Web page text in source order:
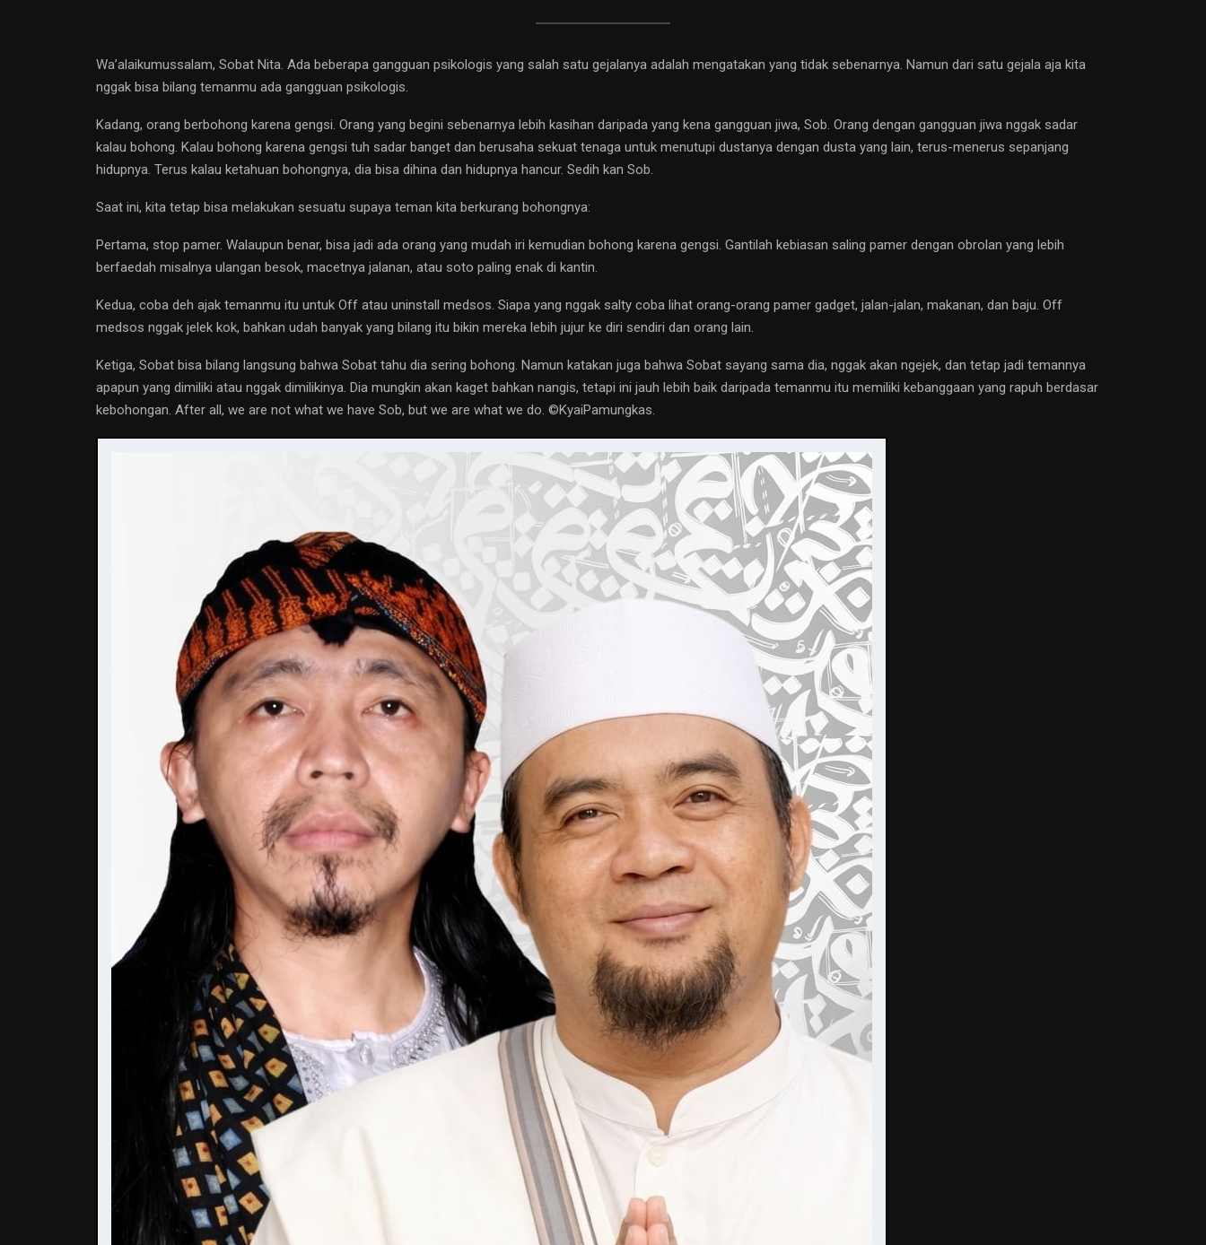
Wa’alaikumussalam, Sobat Nita. Ada beberapa gangguan psikologis yang salah satu gejalanya adalah mengatakan yang tidak sebenarnya. Namun dari satu gejala aja kita
nggak bisa bilang temanmu ada gangguan psikologis.
Kadang, orang berbohong karena gengsi. Orang yang begini sebenarnya lebih kasihan daripada yang kena gangguan jiwa, Sob. Orang dengan gangguan jiwa nggak sadar
kalau bohong. Kalau bohong karena gengsi tuh sadar banget dan berusaha sekuat tenaga untuk menutupi dustanya dengan dusta yang lain, terus-menerus sepanjang
hidupnya. Terus kalau ketahuan bohongnya, dia bisa dihina dan hidupnya hancur. Sedih kan Sob.
Saat ini, kita tetap bisa melakukan sesuatu supaya teman kita berkurang bohongnya:
Pertama, stop pamer. Walaupun benar, bisa jadi ada orang yang mudah iri kemudian bohong karena gengsi. Gantilah kebiasan saling pamer dengan obrolan yang lebih
berfaedah misalnya ulangan besok, macetnya jalanan, atau soto paling enak di kantin.
Kedua, coba deh ajak temanmu itu untuk Off atau uninstall medsos. Siapa yang nggak salty coba lihat orang-orang pamer gadget, jalan-jalan, makanan, dan baju. Off
medsos nggak jelek kok, bahkan udah banyak yang bilang itu bikin mereka lebih jujur ke diri sendiri dan orang lain.
Ketiga, Sobat bisa bilang langsung bahwa Sobat tahu dia sering bohong. Namun katakan juga bahwa Sobat sayang sama dia, nggak akan ngejek, dan tetap jadi temannya
apapun yang dimiliki atau nggak dimilikinya. Dia mungkin akan kaget bahkan nangis, tetapi ini jauh lebih baik daripada temanmu itu memiliki kebanggaan yang rapuh berdasar
kebohongan. After all, we are not what we have Sob, but we are what we do. ©️KyaiPamungkas.